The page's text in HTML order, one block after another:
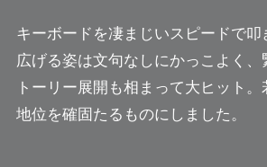
キーボードを凄まじいスピードで叩
広げる姿は文句なしにかっこよく、
トーリー展開も相まって大ヒット
地位を確固たるものにしました。